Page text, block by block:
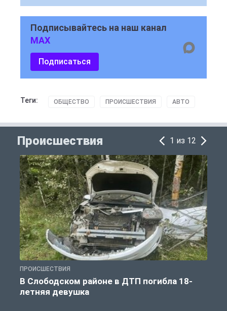
Подписывайтесь на наш канал
MAX
Подписаться
Теги: ОБЩЕСТВО ПРОИСШЕСТВИЯ АВТО
Происшествия 1 из 12
ПРОИСШЕСТВИЯ
В Слободском районе в ДТП погибла 18-
летняя девушка